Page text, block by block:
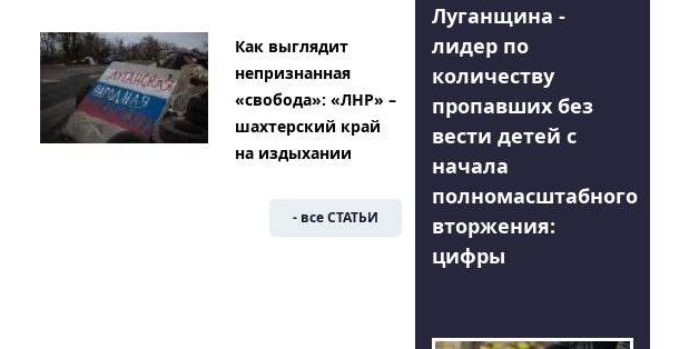
Как выглядит
непризнанная
«свобода»: «ЛНР» –
шахтерский край
на издыхании
- все СТАТЬИ
Луганщина -
лидер по
количеству
пропавших без
вести детей с
начала
полномасштабного
вторжения:
цифры